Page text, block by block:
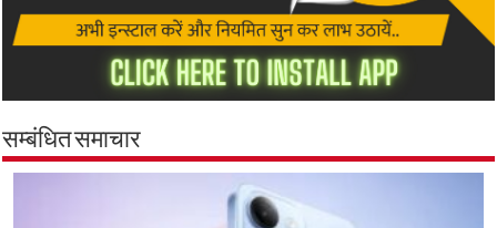
सम्बंधित समाचार